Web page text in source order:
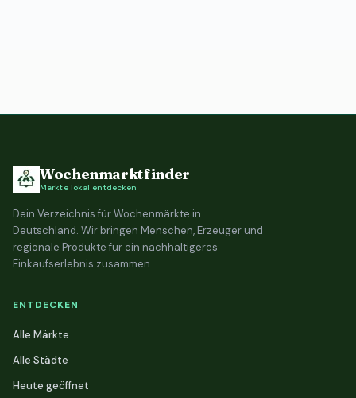
Wochenmarktfinder
Märkte lokal entdecken
Dein Verzeichnis für Wochenmärkte in
Deutschland. Wir bringen Menschen, Erzeuger und
regionale Produkte für ein nachhaltigeres
Einkaufserlebnis zusammen.
ENTDECKEN
Alle Märkte
Alle Städte
Heute geöffnet